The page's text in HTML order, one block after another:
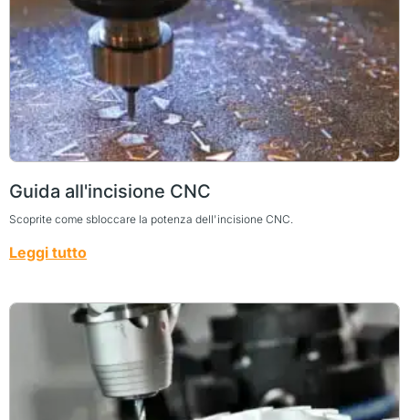
Guida all'incisione CNC
Scoprite come sbloccare la potenza dell'incisione CNC.
Leggi tutto